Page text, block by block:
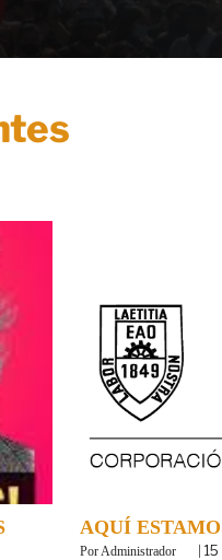
AQUÍ
ByAdministrador 15